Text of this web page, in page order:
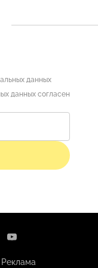
данных
данных согласен
Реклама